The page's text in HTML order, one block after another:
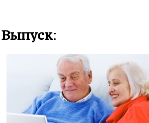
Выпуск: